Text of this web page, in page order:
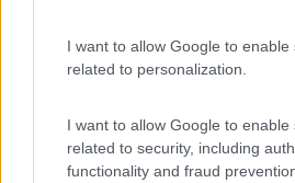
I want to allow Google to enable
related to personalization.
I want to allow Google to enable
related to security, including
functionality and fraud
6,7